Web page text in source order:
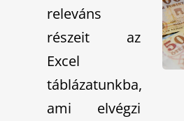
releváns
részeit az
Excel
táblázatunkba,
ami elvégzi